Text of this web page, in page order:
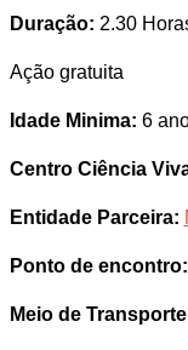
Duração: 2.30
Ação gratuita
Idade Minima: 6
Centro Ciência
Entidade Parceira:
Ponto de encontro:
Meio de